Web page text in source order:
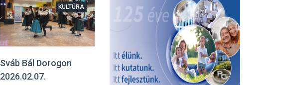
Sváb Bál Dorogon
2026.02.07.
KULTÚRA